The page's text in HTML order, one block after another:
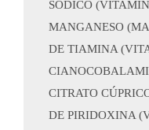
SÓDICO
MANGANESO
DE TIAMINA
CITRATO
DE PIRIDOXINA